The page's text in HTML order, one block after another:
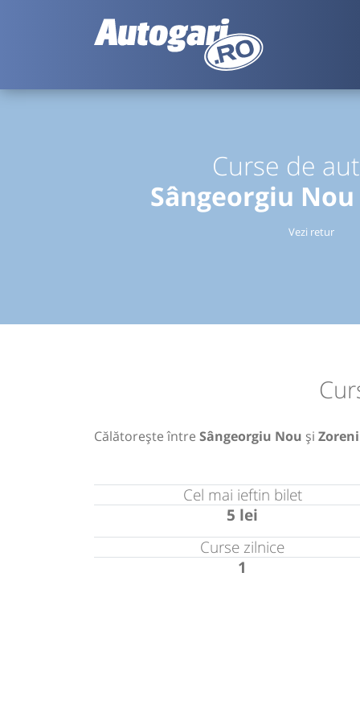
Curse de
Sângeorgiu
Vezi retur
Călătorește între Sângeorgiu Nou și Zoreni
Cel mai ieftin bilet
5 lei
Curse zilnice
1